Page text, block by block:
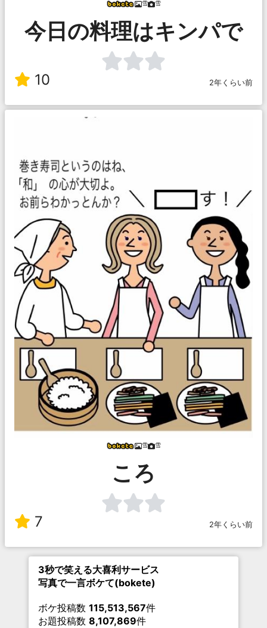
雪 雪
今日の料理はキンパで
10 2年くらい前
雪 雪
ころ
7 2年くらい前
3秒で笑える大喜利サービス
写真で一言ボケて(bokete)
ボケ投稿数 115,513,567件
お題投稿数 8,107,869件